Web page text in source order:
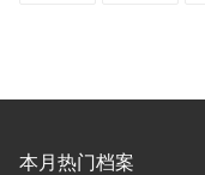
本月热门档案